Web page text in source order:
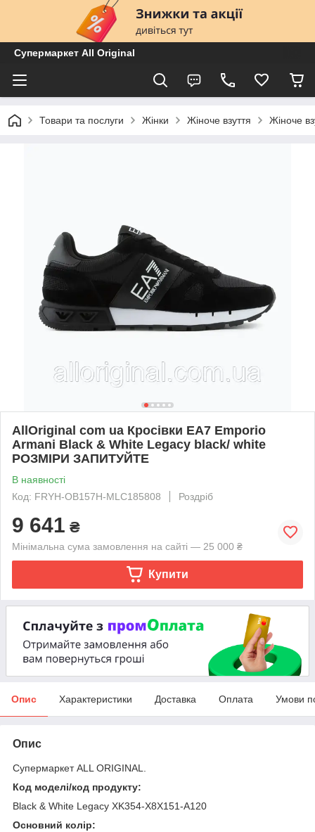
Супермаркет All Original
Товари та послуги Жінки Жіноче взуття Жіноче
AllOriginal com ua Кросівки EA7 Emporio
Armani Black & White Legacy black/ white
РОЗМІРИ ЗАПИТУЙТЕ
В наявності
Код: FRYH-OB157H-MLC185808
Роздріб
9 641 ₴
Мінімальна сума замовлення на сайті — 25 000 ₴
Купити
Опис Характеристики Доставка Оплата Умови
Опис
Супермаркет ALL ORIGINAL.
Код моделі/код продукту:
Black & White Legacy XK354-X8X151-A120
Основний колір: